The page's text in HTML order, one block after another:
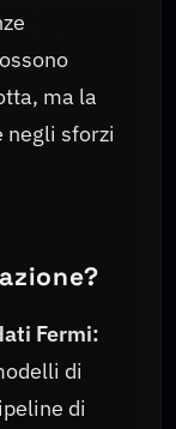
ma la
negli sforzi
Fermi:
di
di